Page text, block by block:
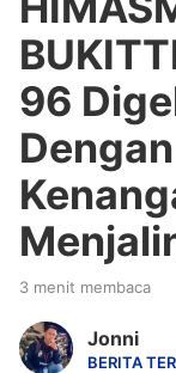
96
3 menit membaca
Jonni
BERITA